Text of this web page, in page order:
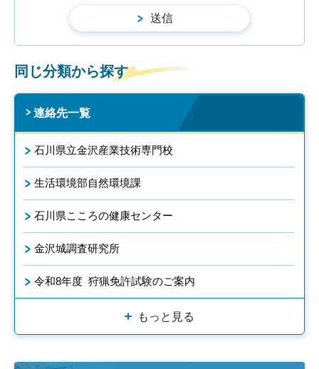
同じ分類から探す
連絡先一覧
石川県立金沢産業技術専門校
生活環境部自然環境課
石川県こころの健康センター
金沢城調査研究所
令和8年度 狩猟免許試験のご案内
もっと見る